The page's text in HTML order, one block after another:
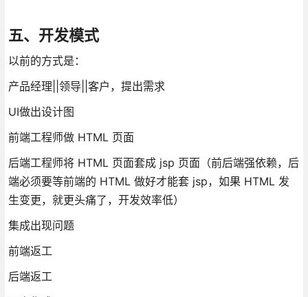
五、开发模式
以前的方式是：
产品经理||领导||客户，提出需求
UI做出设计图
前端工程师做 HTML 页面
后端工程师将 HTML 页面套成 jsp 页面（前后端强依赖，后
端必须要等前端的 HTML 做好才能套 jsp，如果 HTML 发
生变更，就更头痛了，开发效率低）
集成出现问题
前端返工
后端返工